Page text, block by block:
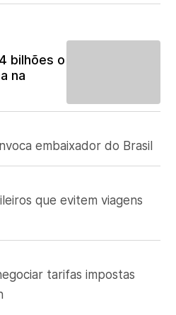
bilhões o
na
embaixador do Brasil
que evitem viagens
tarifas impostas